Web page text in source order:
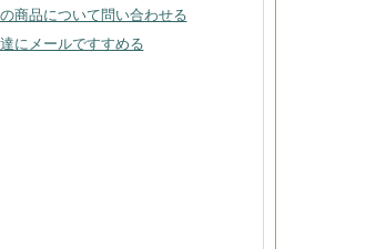
商品について問い合わせる
にメールですすめる